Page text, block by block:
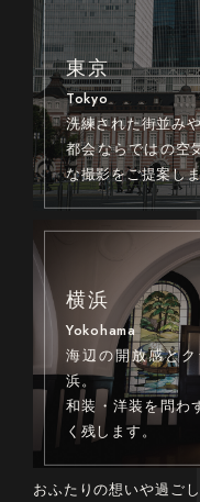
東京
Tokyo
洗練された街並み
都会ならではの空
な撮影をご提案し
横浜
Yokohama
海辺の開放感と
浜。
和装・洋装を問わ
く残します。
おふたりの想いや過ご